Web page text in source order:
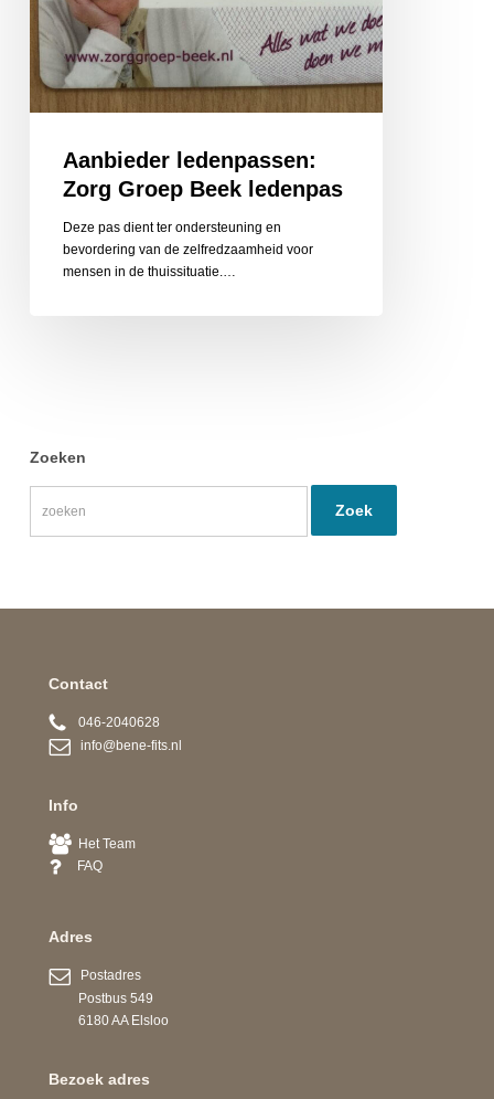
Aanbieder ledenpassen:
Zorg Groep Beek ledenpas
Deze pas dient ter ondersteuning en
bevordering van de zelfredzaamheid voor
mensen in de thuissituatie.…
Zoeken
Contact
046-2040628
info@bene-fits.nl
Info
Het Team
FAQ
Adres
Postadres
Postbus 549
6180 AA Elsloo
Bezoek adres